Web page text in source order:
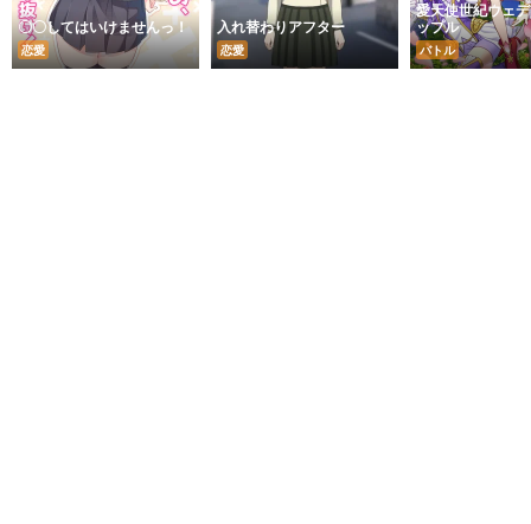
〇〇してはいけませんっ！
恋愛
入れ替わりアフター
恋愛
愛天使世紀ウェ
ップル
バトル